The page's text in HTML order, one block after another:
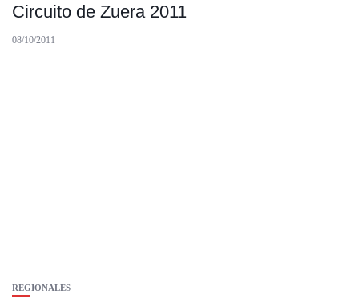
Circuito de Zuera 2011
08/10/2011
REGIONALES